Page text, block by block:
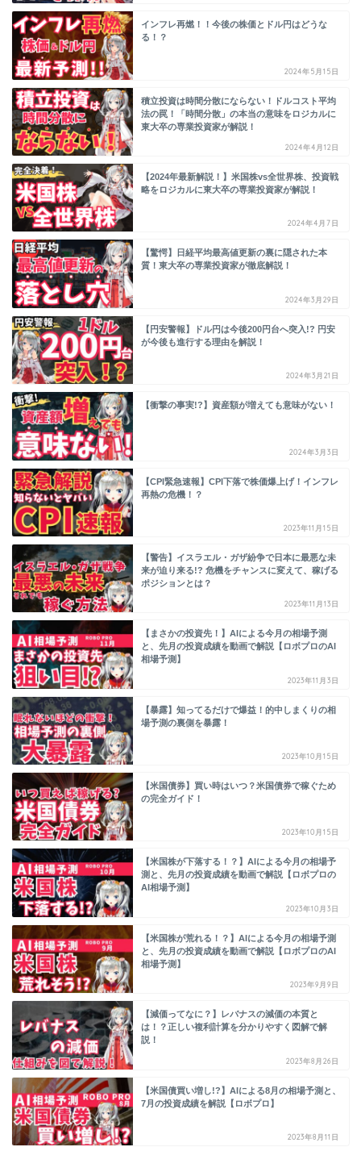
インフレ再燃！！今後の株価とドル円はどうな
る！？
2024年5月15日
積立投資は時間分散にならない！ドルコスト平均
法の罠！「時間分散」の本当の意味をロジカルに
東大卒の専業投資家が解説！
2024年4月12日
【2024年最新解説！】米国株vs全世界株、投資戦
略をロジカルに東大卒の専業投資家が解説！
2024年4月7日
【驚愕】日経平均最高値更新の裏に隠された本
質！東大卒の専業投資家が徹底解説！
2024年3月29日
【円安警報】ドル円は今後200円台へ突入!? 円安
が今後も進行する理由を解説！
2024年3月21日
【衝撃の事実!?】資産額が増えても意味がない！
2024年3月3日
【CPI緊急速報】CPI下落で株価爆上げ！インフレ
再熱の危機！？
2023年11月15日
【警告】イスラエル・ガザ紛争で日本に最悪な未
来が迫り来る!? 危機をチャンスに変えて、稼げる
ポジションとは？
2023年11月13日
【まさかの投資先！】AIによる今月の相場予測
と、先月の投資成績を動画で解説【ロボプロのAI
相場予測】
2023年11月3日
【暴露】知ってるだけで爆益！的中しまくりの相
場予測の裏側を暴露！
2023年10月15日
【米国債券】買い時はいつ？米国債券で稼ぐため
の完全ガイド！
2023年10月15日
【米国株が下落する！？】AIによる今月の相場予
測と、先月の投資成績を動画で解説【ロボプロの
AI相場予測】
2023年10月3日
【米国株が荒れる！？】AIによる今月の相場予測
と、先月の投資成績を動画で解説【ロボプロのAI
相場予測】
2023年9月9日
【減価ってなに？】レバナスの減価の本質と
は！？正しい複利計算を分かりやすく図解で解
説！
2023年8月26日
【米国債買い増し!?】AIによる8月の相場予測と、
7月の投資成績を解説【ロボプロ】
2023年8月11日